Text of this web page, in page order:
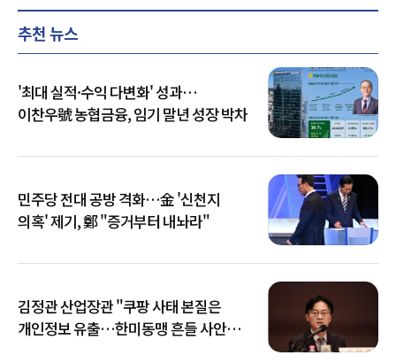
추천 뉴스
'최대 실적·수익 다변화' 성과…
이찬우號 농협금융, 임기 말년 성장 박차
민주당 전대 공방 격화…金 '신천지
의혹' 제기, 鄭 "증거부터 내놔라"
김정관 산업장관 "쿠팡 사태 본질은
개인정보 유출…한미동맹 흔들 사안